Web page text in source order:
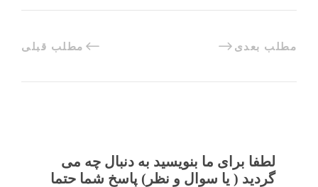
مطلب قبلی مطلب بعدی
لطفا برای ما بنویسید به دنبال چه می
گردید ( یا سوال و نظر) پاسخ شما حتما